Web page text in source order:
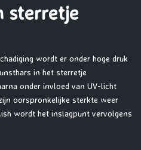
sterretje
wordt er onder hoge druk
in het sterretje
onder invloed van UV-licht
oorspronkelijke sterkte weer
wordt het inslagpunt vervolgens